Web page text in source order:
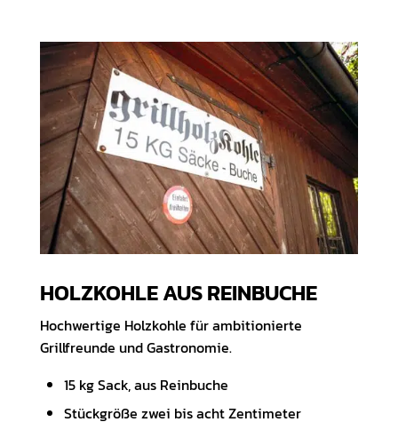
HOLZKOHLE AUS REINBUCHE
Hochwertige Holzkohle für ambitionierte
Grillfreunde und Gastronomie.
15 kg Sack, aus Reinbuche
Stückgröße zwei bis acht Zentimeter